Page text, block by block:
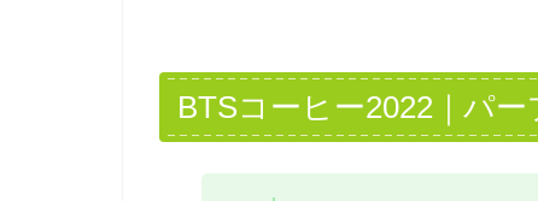
BTSコーヒー2022｜パ